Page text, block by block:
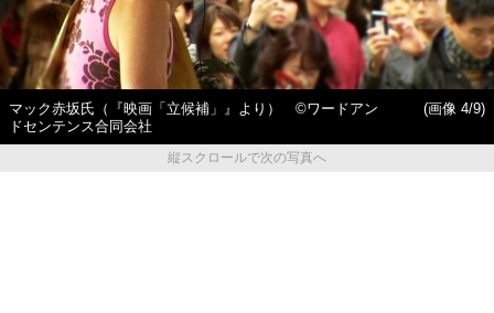
マック赤坂氏（『映画「立候補」』より） ©ワードアン
ドセンテンス合同会社
(画像 4/9)
縦スクロールで次の写真へ